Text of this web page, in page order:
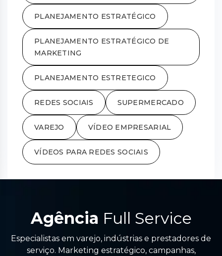
PLANEJAMENTO ESTRATÉGICO
PLANEJAMENTO ESTRATÉGICO DE
MARKETING
PLANEJAMENTO ESTRETEGICO
REDES SOCIAIS SUPERMERCADO
VAREJO VÍDEO EMPRESARIAL
VÍDEOS PARA REDES SOCIAIS
Agência Full Service
Especialistas em varejo, indústrias e prestadores de
serviço. Marketing estratégico, campanhas,